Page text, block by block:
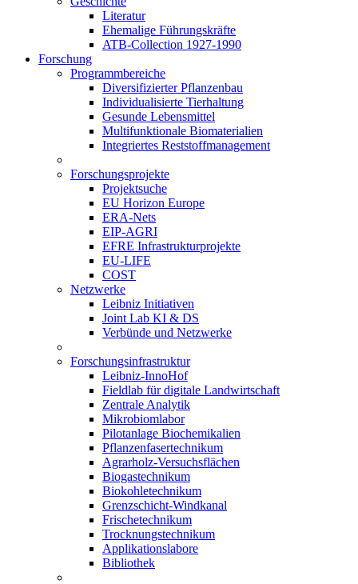
Literatur
Ehemalige Führungskräfte
ATB-Collection 1927-1990
Forschung
Programmbereiche
Diversifizierter Pflanzenbau
Individualisierte Tierhaltung
Gesunde Lebensmittel
Multifunktionale Biomaterialien
Integriertes Reststoffmanagement
Forschungsprojekte
Projektsuche
EU Horizon Europe
ERA-Nets
EIP-AGRI
EFRE Infrastrukturprojekte
EU-LIFE
COST
Netzwerke
Leibniz Initiativen
Joint Lab KI & DS
Verbünde und Netzwerke
Forschungsinfrastruktur
Leibniz-InnoHof
Fieldlab für digitale Landwirtschaft
Zentrale Analytik
Mikrobiomlabor
Pilotanlage Biochemikalien
Pflanzenfasertechnikum
Agrarholz-Versuchsflächen
Biogastechnikum
Biokohletechnikum
Grenzschicht-Windkanal
Frischetechnikum
Trocknungstechnikum
Applikationslabore
Bibliothek